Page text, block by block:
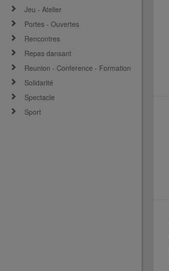
Jeu - Atelier
Portes - Ouvertes
Rencontres
Repas dansant
Reunion - Conference - Formation
Solidarité
Spectacle
Sport